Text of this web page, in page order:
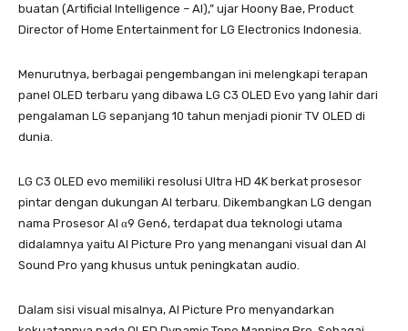
buatan (Artificial Intelligence – AI),” ujar Hoony Bae, Product
Director of Home Entertainment for LG Electronics Indonesia.
Menurutnya, berbagai pengembangan ini melengkapi terapan
panel OLED terbaru yang dibawa LG C3 OLED Evo yang lahir dari
pengalaman LG sepanjang 10 tahun menjadi pionir TV OLED di
dunia.
LG C3 OLED evo memiliki resolusi Ultra HD 4K berkat prosesor
pintar dengan dukungan AI terbaru. Dikembangkan LG dengan
nama Prosesor AI α9 Gen6, terdapat dua teknologi utama
didalamnya yaitu AI Picture Pro yang menangani visual dan AI
Sound Pro yang khusus untuk peningkatan audio.
Dalam sisi visual misalnya, AI Picture Pro menyandarkan